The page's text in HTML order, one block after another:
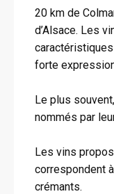
20 km de
d’Alsace. Les
caractéristiques
forte
Le plus
nommés par
Les vins
correspondent
crémants.